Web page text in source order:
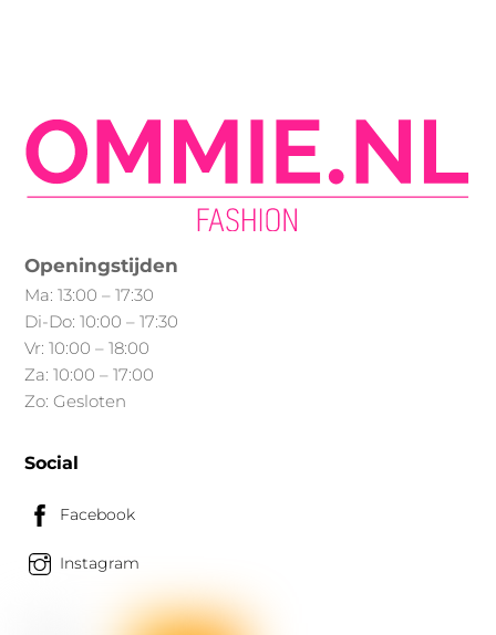
optie
kan
gekozen
de
productpagina
Openingstijden
Ma: 13:00 – 17:30
Di-Do: 10:00 – 17:30
Vr: 10:00 – 18:00
Za: 10:00 – 17:00
Zo: Gesloten
Social
Facebook
Instagram